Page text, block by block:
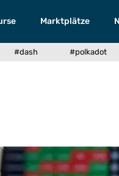
Marktplätze
#dash #polkadot